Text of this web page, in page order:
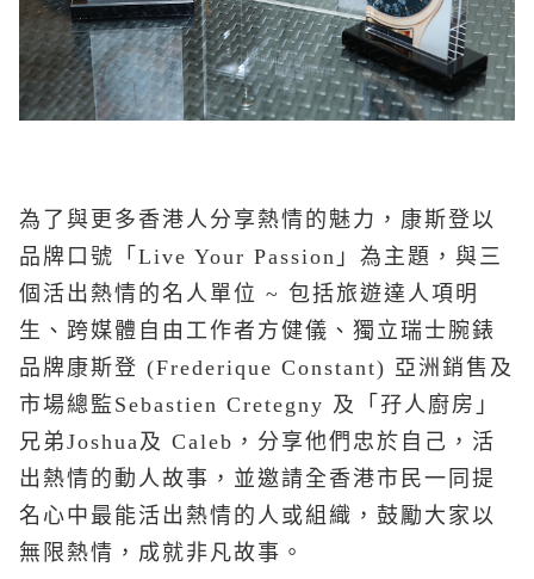
為了與更多香港人分享熱情的魅力，康斯登以
品牌口號「Live Your Passion」為主題，與三
個活出熱情的名人單位 ~ 包括旅遊達人項明
生、跨媒體自由工作者方健儀、獨立瑞士腕錶
品牌康斯登 (Frederique Constant) 亞洲銷售及
市場總監Sebastien Cretegny 及「孖人廚房」
兄弟Joshua及 Caleb，分享他們忠於自己，活
出熱情的動人故事，並邀請全香港市民一同提
名心中最能活出熱情的人或組織，鼓勵大家以
無限熱情，成就非凡故事。